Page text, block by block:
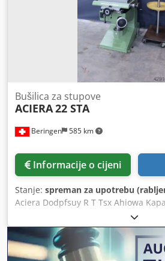
Beringen 585 km
Bušilica za stupove
ACIERA22 STA
Informacije o cijeni
Stanje: spreman za upotrebu
Aciera Dodpfsuy R T Tsx Ahiowa
22 mm Izbočina 270 mm Veličina
Brzine vretena kontinuirano
MARCEL'S MACHINES CH